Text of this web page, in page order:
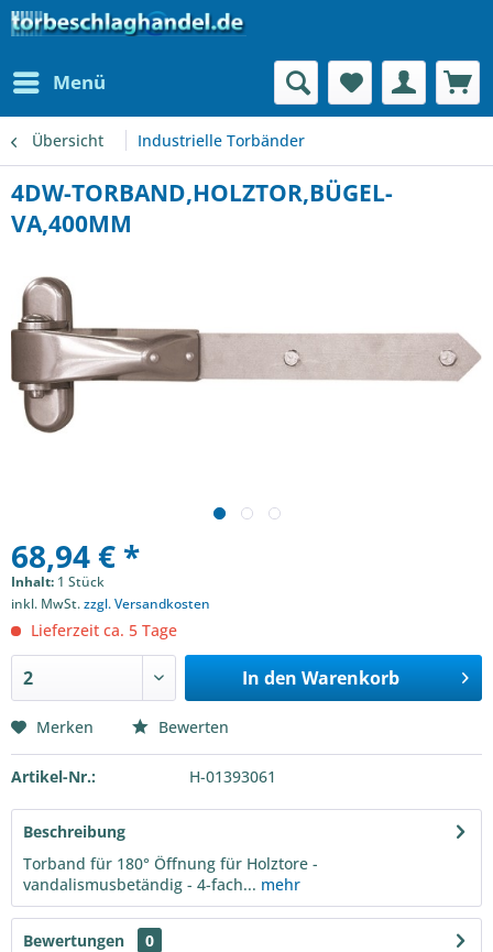
Menü
Übersicht Industrielle Torbänder
4DW-TORBAND,HOLZTOR,BÜGEL-
VA,400MM
68,94 € *
Inhalt: 1 Stück
inkl. MwSt.zzgl. Versandkosten
Lieferzeit ca. 5 Tage
In den Warenkorb
Merken Bewerten
Artikel-Nr.: H-01393061
Beschreibung
Torband für 180° Öffnung für Holztore -
vandalismusbetändig - 4-fach... mehr
Bewertungen
0